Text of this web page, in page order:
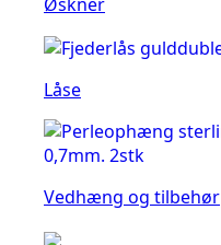
Øskner
Låse
Vedhæng og tilbehør